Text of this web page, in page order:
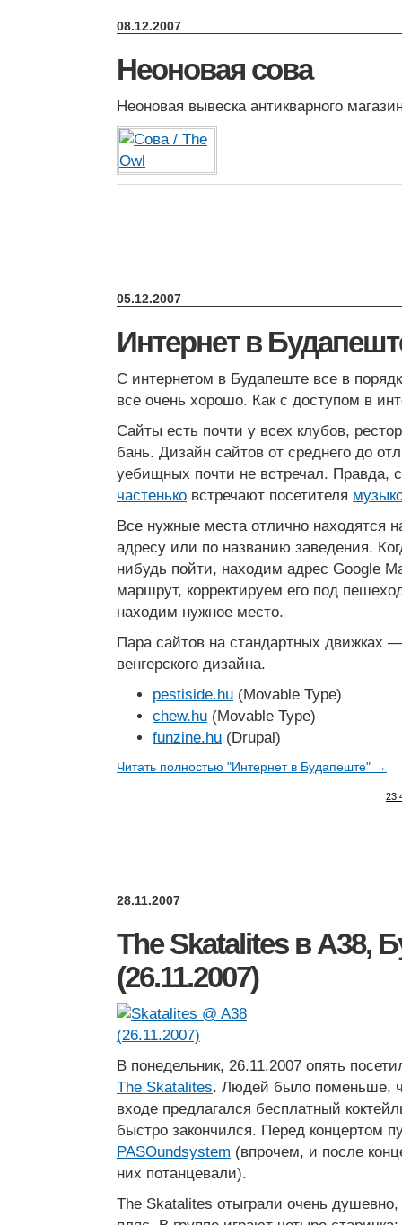
08.12.2007
Неоновая сова
Неоновая вывеска антикварного
05.12.2007
Интернет в
С интернетом в Будапеште все в
все очень хорошо. Как с доступом в
Сайты есть почти у всех клубов,
бань. Дизайн сайтов от среднего до
уебищных почти не встречал. Правда,
частенько встречают посетителя
Все нужные места отлично находятся
адресу или по названию заведения.
нибудь пойти, находим адрес Google
маршрут, корректируем его под
находим нужное место.
Пара сайтов на стандартных движках
венгерского дизайна.
pestiside.hu (Movable Type)
chew.hu (Movable Type)
funzine.hu (Drupal)
Читать полностью "Интернет в Будапеште" →
28.11.2007
The Skatalites в A38,
(26.11.2007)
В понедельник, 26.11.2007 опять
The Skatalites. Людей было поменьше,
входе предлагался бесплатный
быстро закончился. Перед концертом
PASOundsystem (впрочем, и после
них потанцевали).
The Skatalites отыграли очень